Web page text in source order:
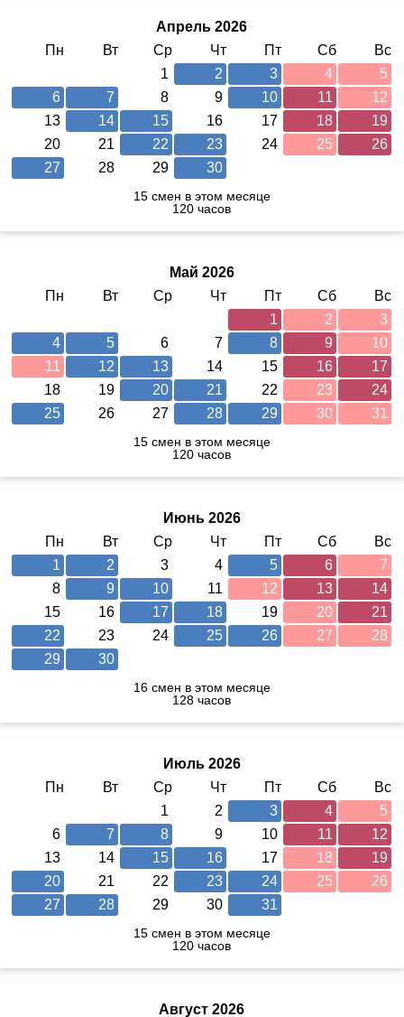
Апрель 2026
Пн
Вт Ср Чт Пт Сб
Вс
1
2 3 4
5
6
7 8 9 10 11
12
13
14 15 16 17 18
19
20
21 22 23 24 25
26
27
28 29 30
15 смен в этом месяце
120 часов
Май 2026
Пн
Вт Ср Чт Пт Сб
Вс
1
2
3
4
5 6 7 8 9
10
11
12 13 14 15 16
17
18
19 20 21 22 23
24
25
26 27 28 29 30 31
15 смен в этом месяце
120 часов
Июнь 2026
Пн
Вт Ср Чт Пт Сб
Вс
1
2 3 4 5 6
7
8
9 10 11 12 13
14
15
16 17 18 19 20
21
22
23 24 25 26 27
28
29
30
16 смен в этом месяце
128 часов
Июль 2026
Пн
Вт Ср Чт Пт Сб
Вс
1
2 3 4
5
6
7 8 9 10 11
12
13
14 15 16 17 18
19
20
21 22 23 24 25
26
27
28 29 30 31
15 смен в этом месяце
120 часов
Август 2026